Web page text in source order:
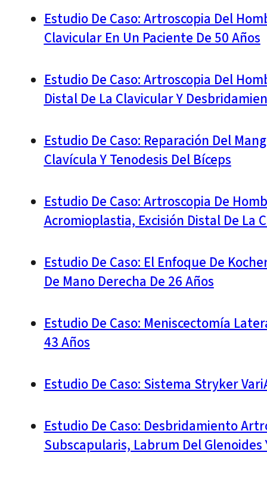
Estudio De Caso: Artroscopia Del
Clavicular En Un Paciente De 50 Años
Estudio De Caso: Artroscopia Del
Distal De La Clavicular Y
Estudio De Caso: Reparación Del
Clavícula Y Tenodesis Del Bíceps
Estudio De Caso: Artroscopia De
Acromioplastia, Excisión Distal De La
Estudio De Caso: El Enfoque De
De Mano Derecha De 26 Años
Estudio De Caso: Meniscectomía
43 Años
Estudio De Caso: Sistema Stryker
Estudio De Caso: Desbridamiento
Subscapularis, Labrum Del